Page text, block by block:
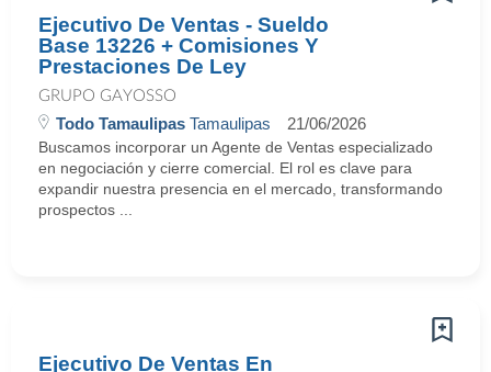
Ejecutivo De Ventas - Sueldo
Base 13226 + Comisiones Y
Prestaciones De Ley
GRUPO GAYOSSO
Todo Tamaulipas Tamaulipas 21/06/2026
Buscamos incorporar un Agente de Ventas especializado
en negociación y cierre comercial. El rol es clave para
expandir nuestra presencia en el mercado, transformando
prospectos ...
Ejecutivo De Ventas En